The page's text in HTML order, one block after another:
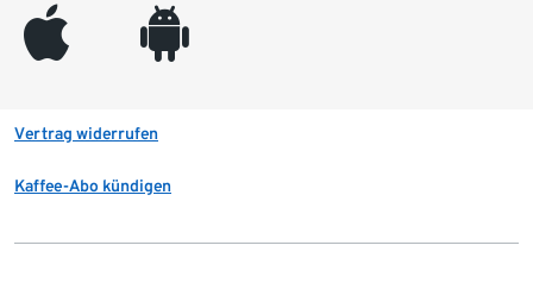
appleinc android
Vertrag widerrufen
Kaffee-Abo kündigen